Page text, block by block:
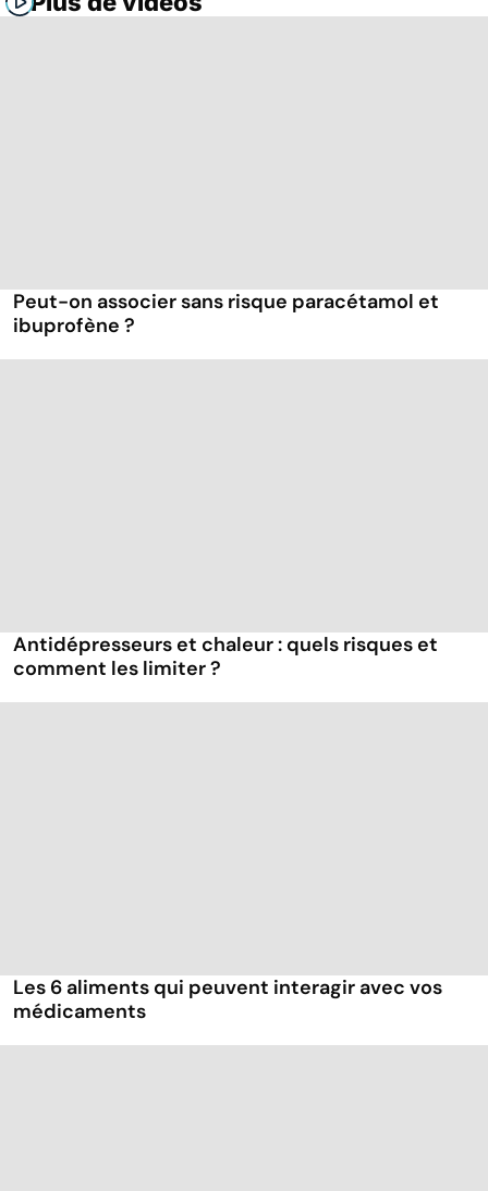
Peut-on associer sans risque paracétamol et
ibuprofène ?
Antidépresseurs et chaleur : quels risques et
comment les limiter ?
Les 6 aliments qui peuvent interagir avec vos
médicaments